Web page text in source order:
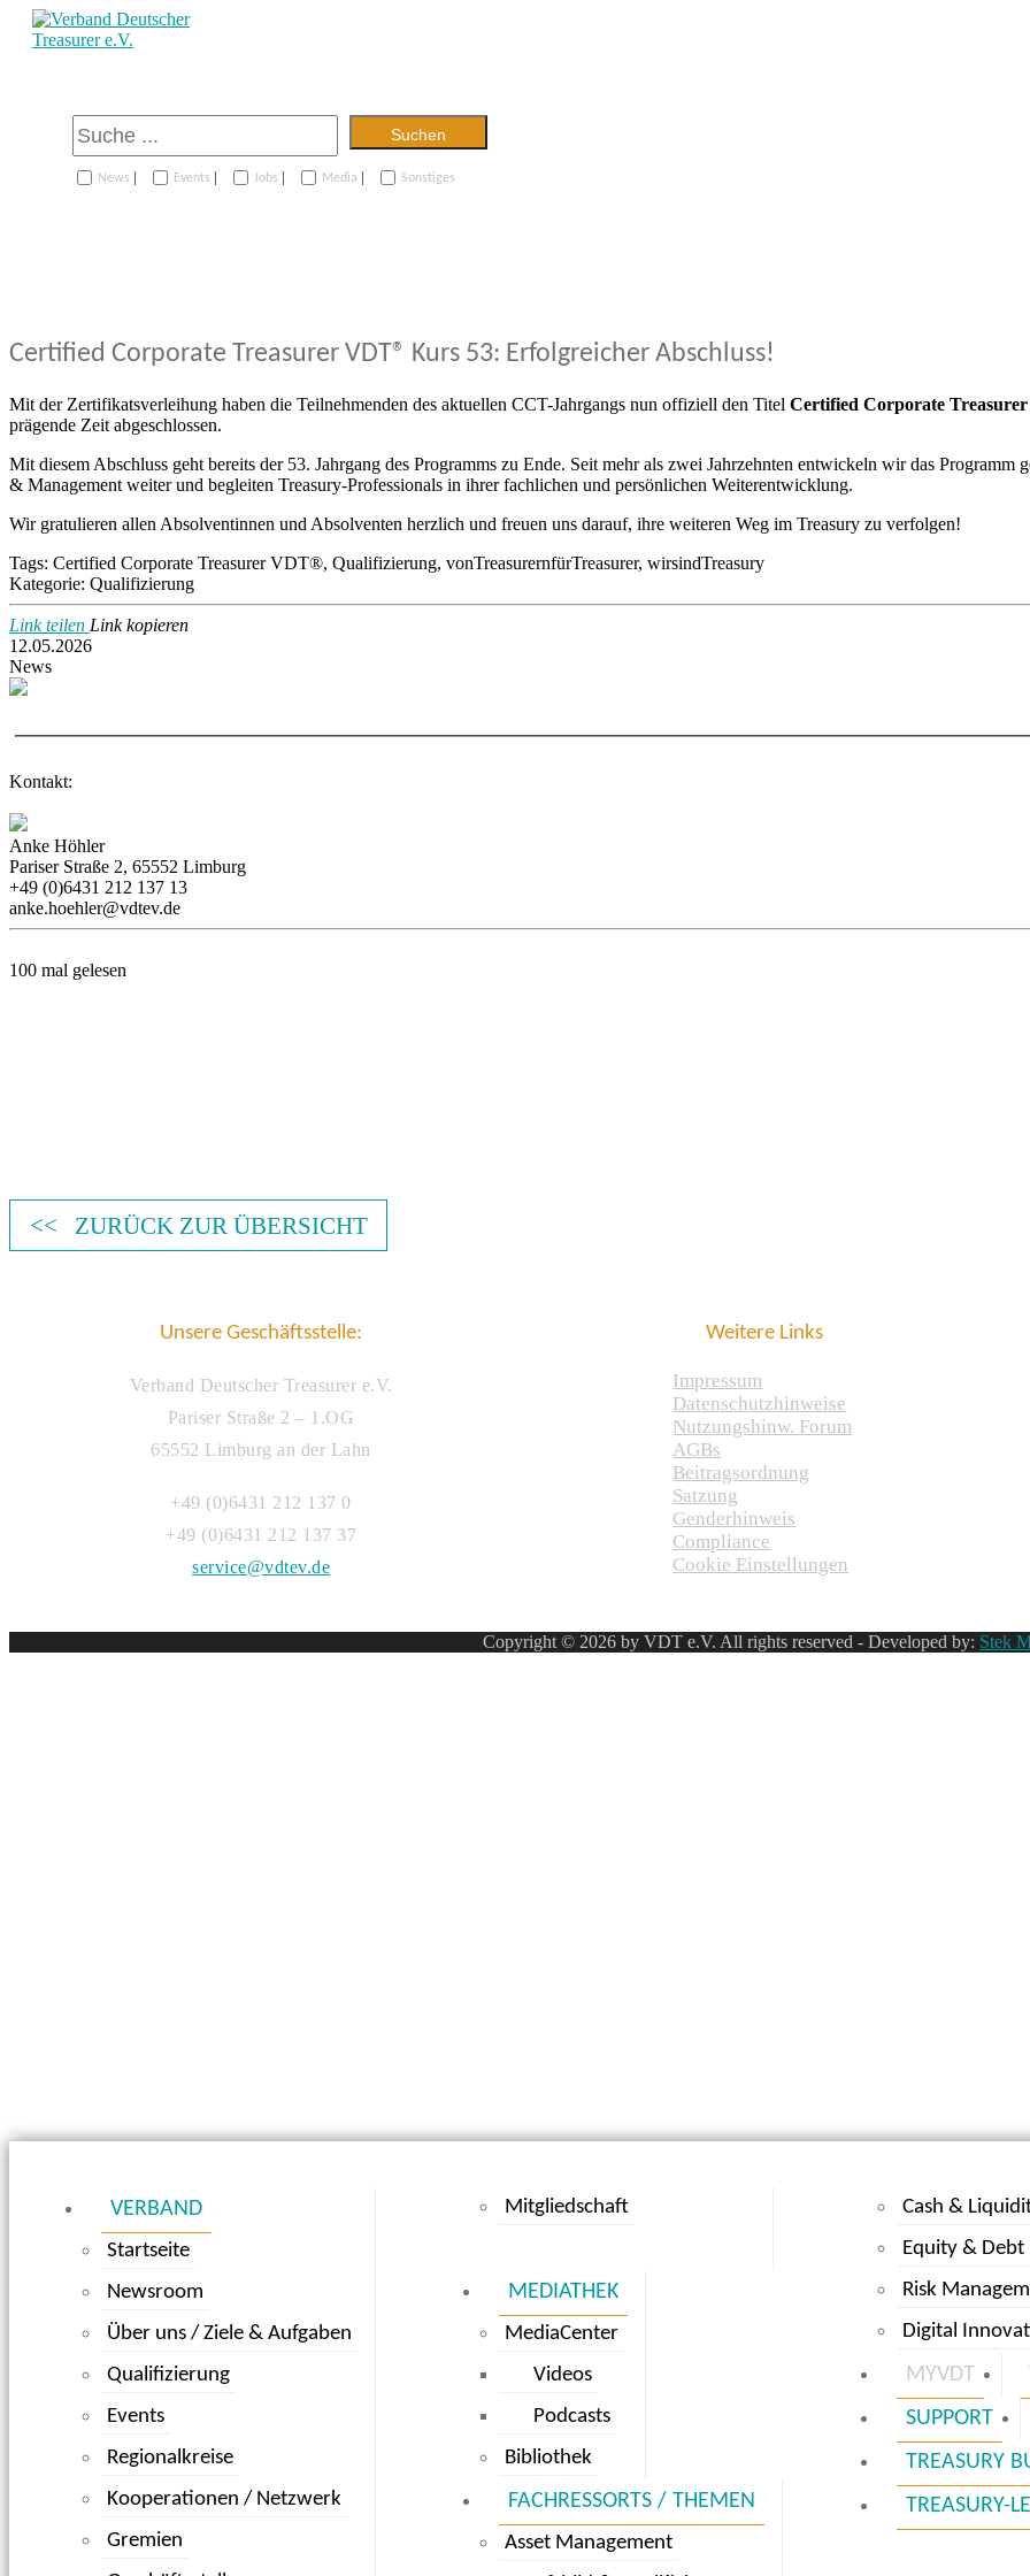
Suchen
News | Events | Jobs | Media | Sonstiges
Certified Corporate Treasurer VDT® Kurs 53: Erfolgreicher Abschluss!
Mit der Zertifikatsverleihung haben die Teilnehmenden des aktuellen CCT-Jahrgangs nun offiziell den Titel Certified Corporate
prägende Zeit abgeschlossen.
Mit diesem Abschluss geht bereits der 53. Jahrgang des Programms zu Ende. Seit mehr als zwei Jahrzehnten entwickeln wir das
& Management weiter und begleiten Treasury-Professionals in ihrer fachlichen und persönlichen Weiterentwicklung.
Wir gratulieren allen Absolventinnen und Absolventen herzlich und freuen uns darauf, ihre weiteren Weg im Treasury zu verfolgen!
Tags: Certified Corporate Treasurer VDT®, Qualifizierung, vonTreasurernfürTreasurer, wirsindTreasury
Kategorie: Qualifizierung
Link teilen Link kopieren
12.05.2026
News
Kontakt:
Anke Höhler
Pariser Straße 2, 65552 Limburg
+49 (0)6431 212 137 13
anke.hoehler@vdtev.de
100 mal gelesen
<< ZURÜCK ZUR ÜBERSICHT
Unsere Geschäftsstelle:
Verband Deutscher Treasurer e.V.
Pariser Straße 2 – 1.OG
65552 Limburg an der Lahn
+49 (0)6431 212 137 0
+49 (0)6431 212 137 37
service@vdtev.de
Weitere Links
Impressum
Datenschutzhinweise
Nutzungshinw. Forum
AGBs
Beitragsordnung
Satzung
Genderhinweis
Compliance
Cookie Einstellungen
Copyright © 2026 by VDT e.V. All rights reserved - Developed by: Stek
VERBAND
Startseite
Newsroom
Über uns / Ziele & Aufgaben
Qualifizierung
Events
Regionalkreise
Kooperationen / Netzwerk
Gremien
Mitgliedschaft
MEDIATHEK
MediaCenter
Videos
Podcasts
Bibliothek
FACHRESSORTS / THEMEN
Asset Management
Cash &
Equity & Debt
Risk
Digital
MYVDT
SUPPORT
TREASURY
TREASURY-